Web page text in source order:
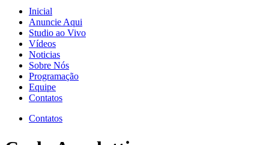
Inicial
Anuncie Aqui
Studio ao Vivo
Vídeos
Noticias
Sobre Nós
Programação
Equipe
Contatos
Contatos